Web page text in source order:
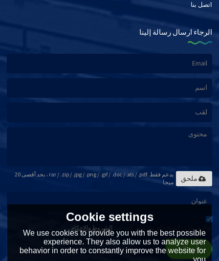
اتصل بنا
الرجاء ارسال رسالة إلينا
يدعم فقط .rar / .zip / .jpg / .png / .gif / .doc / .xls / .pdf ، بحد أقصى 20
ميجا
ملحق
توافق على استخدام شروط الخدمة, الشروط والاحكام
إرسال
Cookie settings
We use cookies to provide you with the best possible
experience. They also allow us to analyze user
behavior in order to constantly improve the website for
you.